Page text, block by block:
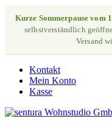
Kurze Sommerpause vom
selbstverständlich
Versand
Kontakt
Mein Konto
Kasse